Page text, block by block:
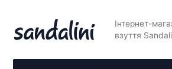
Інтернет-
взуття